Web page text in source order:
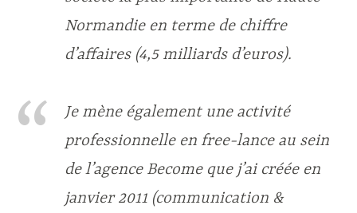
Normandie en terme de chiffre
d’affaires (4,5 milliards d’euros).
Je mène également une activité
professionnelle en free-lance au sein
de l’agence Become que j’ai créée en
janvier 2011 (communication &